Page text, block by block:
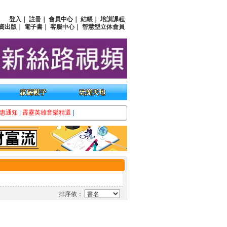
登入 註冊 會員中心｜ 結帳
培訓課程
出版 電子書 客服中心｜ 智慧型立体會員
通知 霹靂英雄音樂精選
排序依：